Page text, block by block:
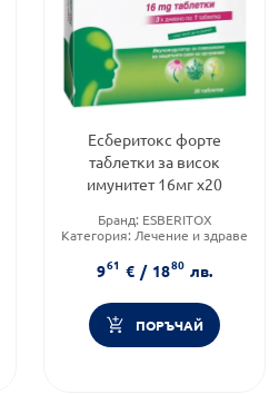
Есберитокс форте
таблетки за висок
имунитет 16мг х20
Бранд: ESBERITOX
Категория: Лечение и здраве
961 € / 1880 лв.
ПОРЪЧАЙ